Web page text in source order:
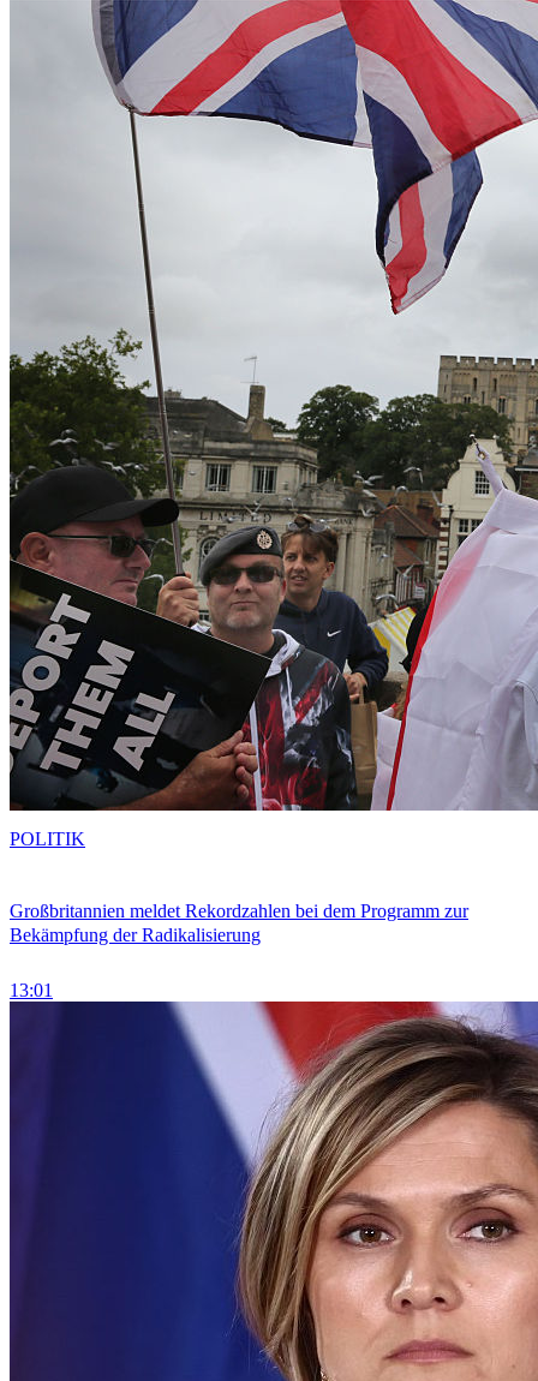
Großbritannien meldet Rekordzahlen bei dem Programm zur
Bekämpfung der Radikalisierung
13:01
POLITIK